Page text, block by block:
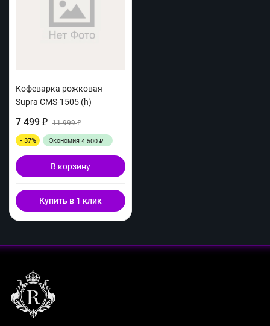
Кофеварка рожковая
Supra CMS-1505 (h)
7 499 ₽ 11 999₽
- 37% Экономия 4 500 ₽
В корзину
Купить в 1 клик